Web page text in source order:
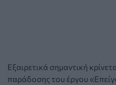
Εξαιρετικά σημαντική
παράδοσης του έργου